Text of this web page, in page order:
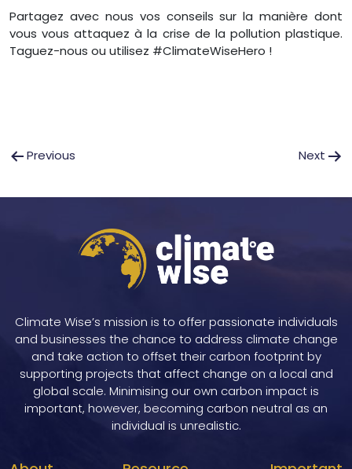
Partagez avec nous vos conseils sur la manière dont
vous vous attaquez à la crise de la pollution plastique.
Taguez-nous ou utilisez #ClimateWiseHero !
Navigation
l’article
Previous Next
Climate Wise’s mission is to offer passionate individuals
and businesses the chance to address climate change
and take action to offset their carbon footprint by
supporting projects that affect change on a local and
global scale. Minimising our own carbon impact is
important, however, becoming carbon neutral as an
individual is unrealistic.